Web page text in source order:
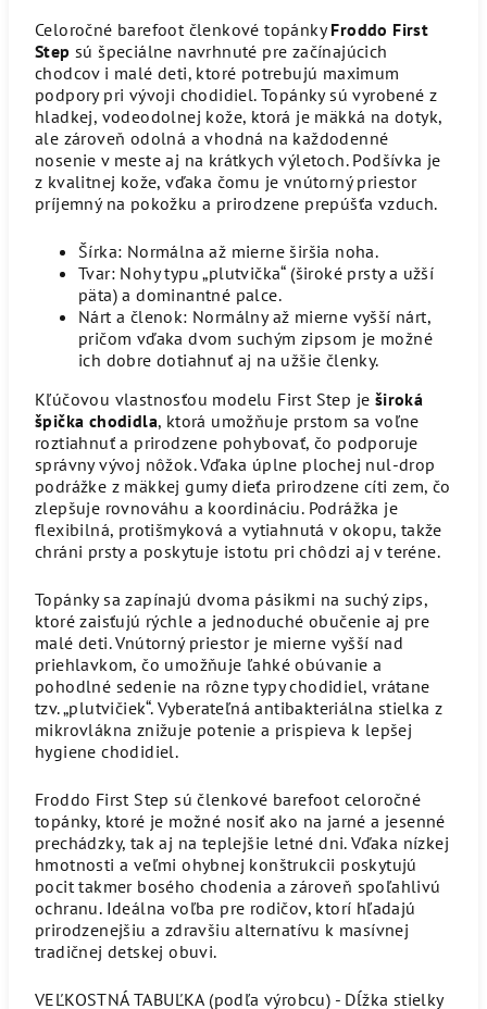
Celoročné barefoot členkové topánkyFroddo First
Step sú špeciálne navrhnuté pre začínajúcich
chodcov i malé deti, ktoré potrebujú maximum
podpory pri vývoji chodidiel. Topánky sú vyrobené z
hladkej, vodeodolnej kože, ktorá je mäkká na dotyk,
ale zároveň odolná a vhodná na každodenné
nosenie v meste aj na krátkych výletoch. Podšívka je
z kvalitnej kože, vďaka čomu je vnútorný priestor
príjemný na pokožku a prirodzene prepúšťa vzduch.
Šírka: Normálna až mierne širšia noha.
Tvar: Nohy typu „plutvička“ (široké prsty a užší
päta) a dominantné palce.
Nárt a členok: Normálny až mierne vyšší nárt,
pričom vďaka dvom suchým zipsom je možné
ich dobre dotiahnuť aj na užšie členky.
Kľúčovou vlastnosťou modelu First Step je široká
špička chodidla, ktorá umožňuje prstom sa voľne
roztiahnuť a prirodzene pohybovať, čo podporuje
správny vývoj nôžok. Vďaka úplne plochej nul‑drop
podrážke z mäkkej gumy dieťa prirodzene cíti zem, čo
zlepšuje rovnováhu a koordináciu. Podrážka je
flexibilná, protišmyková a vytiahnutá v okopu, takže
chráni prsty a poskytuje istotu pri chôdzi aj v teréne.
Topánky sa zapínajú dvoma pásikmi na suchý zips,
ktoré zaisťujú rýchle a jednoduché obučenie aj pre
malé deti. Vnútorný priestor je mierne vyšší nad
priehlavkom, čo umožňuje ľahké obúvanie a
pohodlné sedenie na rôzne typy chodidiel, vrátane
tzv. „plutvičiek“. Vyberateľná antibakteriálna stielka z
mikrovlákna znižuje potenie a prispieva k lepšej
hygiene chodidiel.
Froddo First Step sú členkové barefoot celoročné
topánky, ktoré je možné nosiť ako na jarné a jesenné
prechádzky, tak aj na teplejšie letné dni. Vďaka nízkej
hmotnosti a veľmi ohybnej konštrukcii poskytujú
pocit takmer bosého chodenia a zároveň spoľahlivú
ochranu. Ideálna voľba pre rodičov, ktorí hľadajú
prirodzenejšiu a zdravšiu alternatívu k masívnej
tradičnej detskej obuvi.
VEĽKOSTNÁ TABUĽKA (podľa výrobcu) - Dĺžka stielky